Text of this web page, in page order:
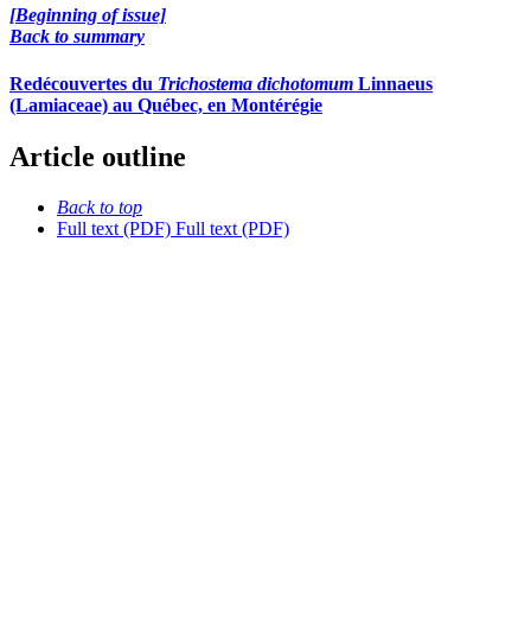
[Beginning of issue]
Back to summary
Redécouvertes du Trichostema dichotomum Linnaeus
(Lamiaceae) au Québec, en Montérégie
Article outline
Back to top
Full text (PDF) Full text (PDF)